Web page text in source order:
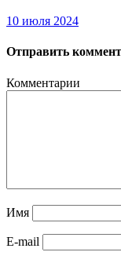
10 июля 2024
Отправить
Комментарии
Имя
E-mail